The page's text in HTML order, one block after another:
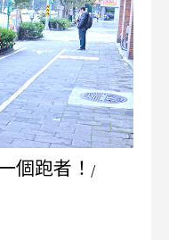
個跑者！ /